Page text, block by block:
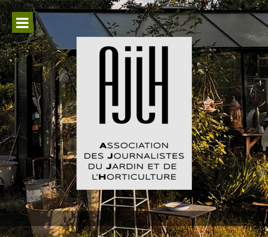
Aller
au
contenu
Association des Journalistes du
Jardin et de l'Horticulture